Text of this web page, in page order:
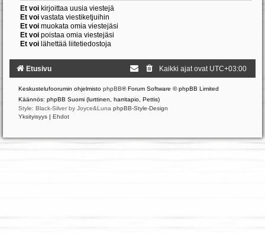
Et voi kirjoittaa uusia viestejä
Et voi vastata viestiketjuihin
Et voi muokata omia viestejäsi
Et voi poistaa omia viestejäsi
Et voi lähettää liitetiedostoja
Etusivu Kaikki ajat ovat UTC+03:00
Keskustelufoorumin ohjelmisto phpBB® Forum Software © phpBB Limited
Käännös: phpBB Suomi (lurttinen, harritapio, Pettis)
Style: Black-Silver by Joyce&Luna phpBB-Style-Design
Yksityisyys | Ehdot